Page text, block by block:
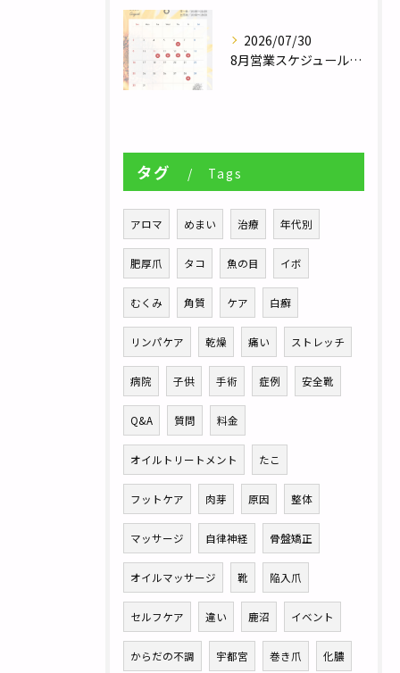
2026/07/30
8月営業スケジュール／自律神経調整サロンHararie〜はらりえ〜
タグ Tags
アロマ めまい 治療 年代別
肥厚爪 タコ 魚の目 イボ
むくみ 角質 ケア 白癬
リンパケア 乾燥 痛い ストレッチ
病院 子供 手術 症例 安全靴
Q&A 質問 料金
オイルトリートメント たこ
フットケア 肉芽 原因 整体
マッサージ 自律神経 骨盤矯正
オイルマッサージ 靴 陥入爪
セルフケア 違い 鹿沼 イベント
からだの不調 宇都宮 巻き爪 化膿